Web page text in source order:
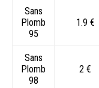
Sans
Plomb
95
1.9 €
Sans
Plomb
98
2 €